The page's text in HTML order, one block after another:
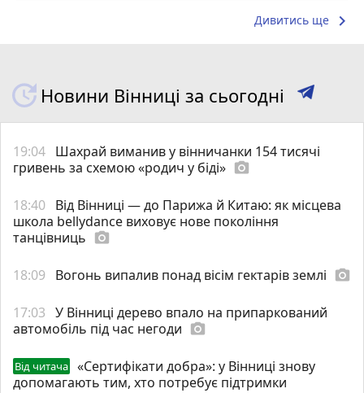
Дивитись ще keyboard_arrow_right
Новини Вінниці за сьогодні
19:04 Шахрай виманив у вінничанки 154 тисячі
гривень за схемою «родич у біді» photo_camera
18:40 Від Вінниці — до Парижа й Китаю: як місцева
школа bellydance виховує нове покоління
танцівниць photo_camera
18:09 Вогонь випалив понад вісім гектарів землі photo_camera
17:03 У Вінниці дерево впало на припаркований
автомобіль під час негоди photo_camera
Від читача
«Сертифікати добра»: у Вінниці знову
допомагають тим, хто потребує підтримки